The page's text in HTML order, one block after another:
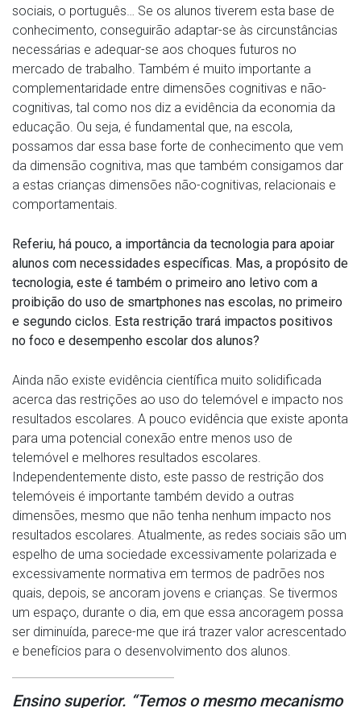
sociais, o português… Se os alunos tiverem esta base de
conhecimento, conseguirão adaptar-se às circunstâncias
necessárias e adequar-se aos choques futuros no
mercado de trabalho. Também é muito importante a
complementaridade entre dimensões cognitivas e não-
cognitivas, tal como nos diz a evidência da economia da
educação. Ou seja, é fundamental que, na escola,
possamos dar essa base forte de conhecimento que vem
da dimensão cognitiva, mas que também consigamos dar
a estas crianças dimensões não-cognitivas, relacionais e
comportamentais.
Referiu, há pouco, a importância da tecnologia para apoiar
alunos com necessidades específicas. Mas, a propósito de
tecnologia, este é também o primeiro ano letivo com a
proibição do uso de smartphones nas escolas, no primeiro
e segundo ciclos. Esta restrição trará impactos positivos
no foco e desempenho escolar dos alunos?
Ainda não existe evidência científica muito solidificada
acerca das restrições ao uso do telemóvel e impacto nos
resultados escolares. A pouco evidência que existe aponta
para uma potencial conexão entre menos uso de
telemóvel e melhores resultados escolares.
Independentemente disto, este passo de restrição dos
telemóveis é importante também devido a outras
dimensões, mesmo que não tenha nenhum impacto nos
resultados escolares. Atualmente, as redes sociais são um
espelho de uma sociedade excessivamente polarizada e
excessivamente normativa em termos de padrões nos
quais, depois, se ancoram jovens e crianças. Se tivermos
um espaço, durante o dia, em que essa ancoragem possa
ser diminuída, parece-me que irá trazer valor acrescentado
e benefícios para o desenvolvimento dos alunos.
Ensino superior. “Temos o mesmo mecanismo